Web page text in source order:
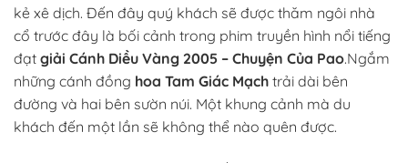
kẻ xê dịch. Đến đây quý khách sẽ được thăm ngôi nhà
cổ trước đây là bối cảnh trong phim truyền hình nổi tiếng
đạt giải Cánh Diều Vàng 2005 – Chuyện Của Pao.Ngắm
những cánh đồng hoa Tam Giác Mạch trải dài bên
đường và hai bên sườn núi. Một khung cảnh mà du
khách đến một lần sẽ không thể nào quên được.